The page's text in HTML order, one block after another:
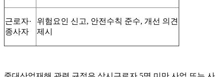
근로자·
종사자
위험요인 신고, 안전수칙 준수, 개선 의견
제시